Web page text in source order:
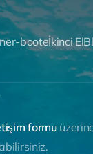
booteİkinci El
tişim formu üzerin
bilirsiniz.